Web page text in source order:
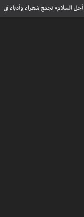
السلام» تجمع شعراء وأدباء في